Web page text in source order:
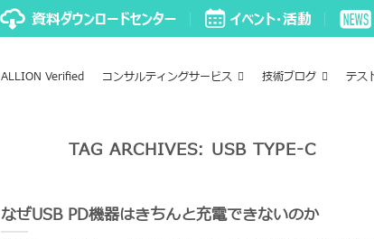
ALLION Verified コンサルティングサービス 技術ブログ テス
TAG ARCHIVES: USB TYPE-C
なぜUSB PD機器はきちんと充電できないのか